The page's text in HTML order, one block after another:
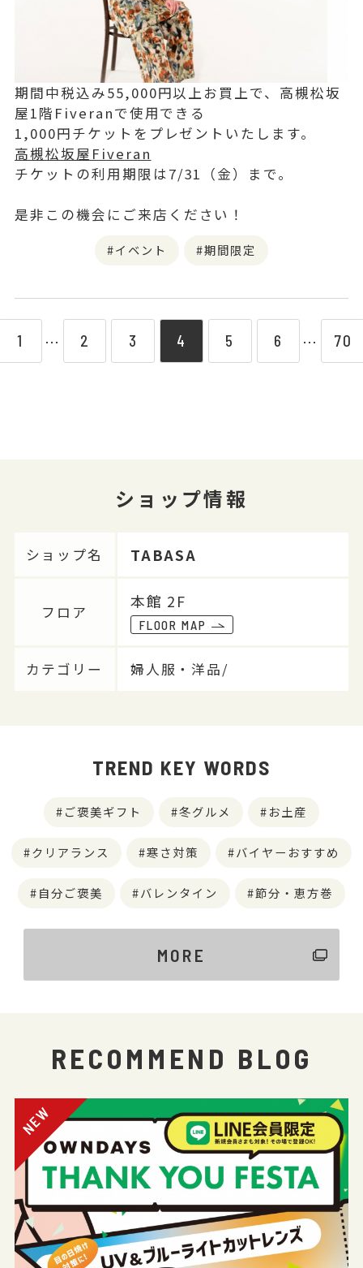
期間中税込み55,000円以上お買上で、高槻松坂
屋1階Fiveranで使用できる
1,000円チケットをプレゼントいたします。
高槻松坂屋Fiveran
チケットの利用期限は7/31（金）まで。
是非この機会にご来店ください！
イベント 期間限定
1 ⋯ 2 3 4 5 6 ⋯ 70
ショップ情報
ショップ名 TABASA
フロア
本館 2F
FLOOR MAP
カテゴリー 婦人服・洋品/
TREND KEY WORDS
ご褒美ギフト 冬グルメ お土産
クリアランス 寒さ対策 バイヤーおすすめ
自分ご褒美 バレンタイン 節分・恵方巻
MORE
RECOMMEND BLOG